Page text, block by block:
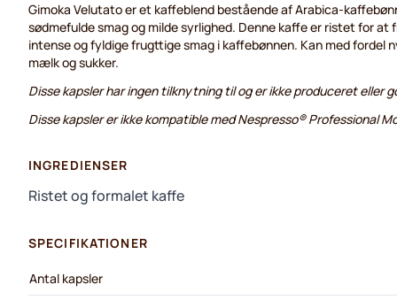
Gimoka Velutato er et kaffeblend bestående af Arabica-
sødmefulde smag og milde syrlighed. Denne kaffe er ristet for
intense og fyldige frugttige smag i kaffebønnen. Kan med fordel
mælk og sukker.
Disse kapsler har ingen tilknytning til og er ikke produceret eller
Disse kapsler er ikke kompatible med Nespresso® Professional
INGREDIENSER
Ristet og formalet kaffe
SPECIFIKATIONER
Antal kapsler